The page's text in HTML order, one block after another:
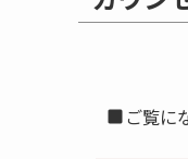
ご覧に